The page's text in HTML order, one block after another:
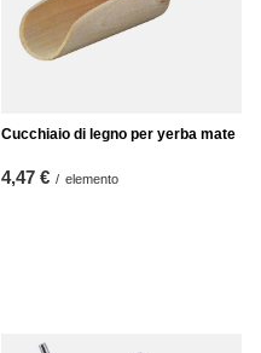
Cucchiaio di legno per yerba mate
4,47 € / elemento